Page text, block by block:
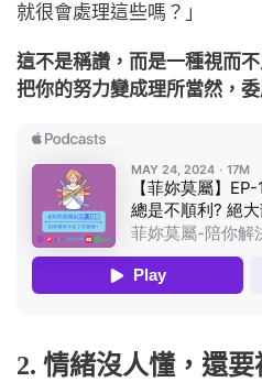
就很會處理這些嗎？」
這不是稱讚，而是一種視而不
把你的努力變成理所當然，
2. 情緒沒人懂，還要